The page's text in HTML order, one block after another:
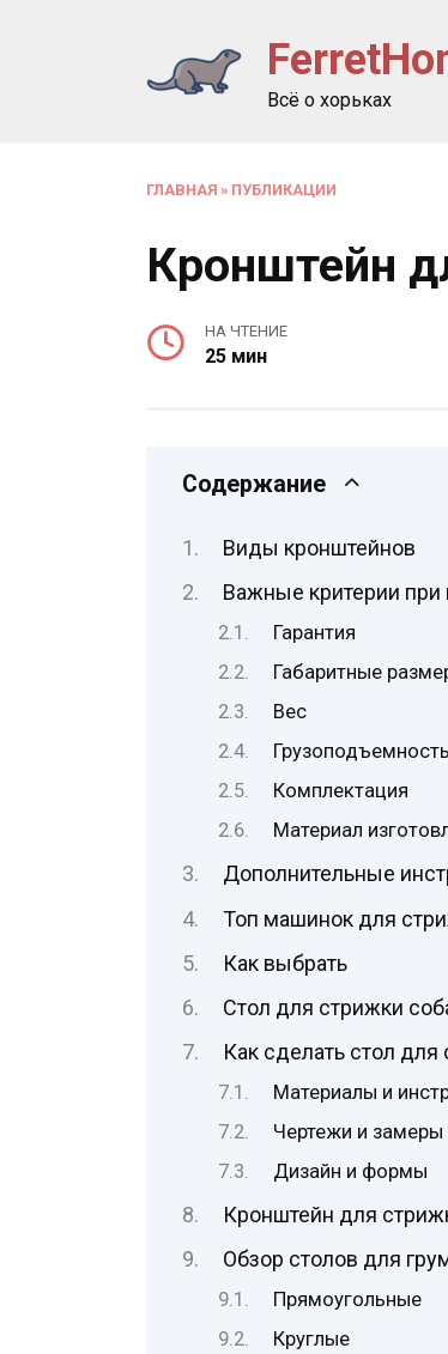
Всё о хорьках
ГЛАВНАЯ » ПУБЛИКАЦИИ
Кронштейн
НА ЧТЕНИЕ
25 мин
Содержание
Виды кронштейнов
Важные критерии
Гарантия
Габаритные
Вес
Грузоподъемность
Комплектация
Материал
Дополнительные
Топ машинок для
Как выбрать
Стол для стрижки
Как сделать стол
Материалы и
Чертежи и замеры
Дизайн и формы
Кронштейн для
Обзор столов для
Прямоугольные
Круглые